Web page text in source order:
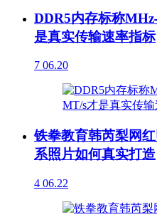
DDR5内存标称
是真实传输速率指标
7 06.20
铁拳教育韩芮梨网
系照片如何真实打造
4 06.22